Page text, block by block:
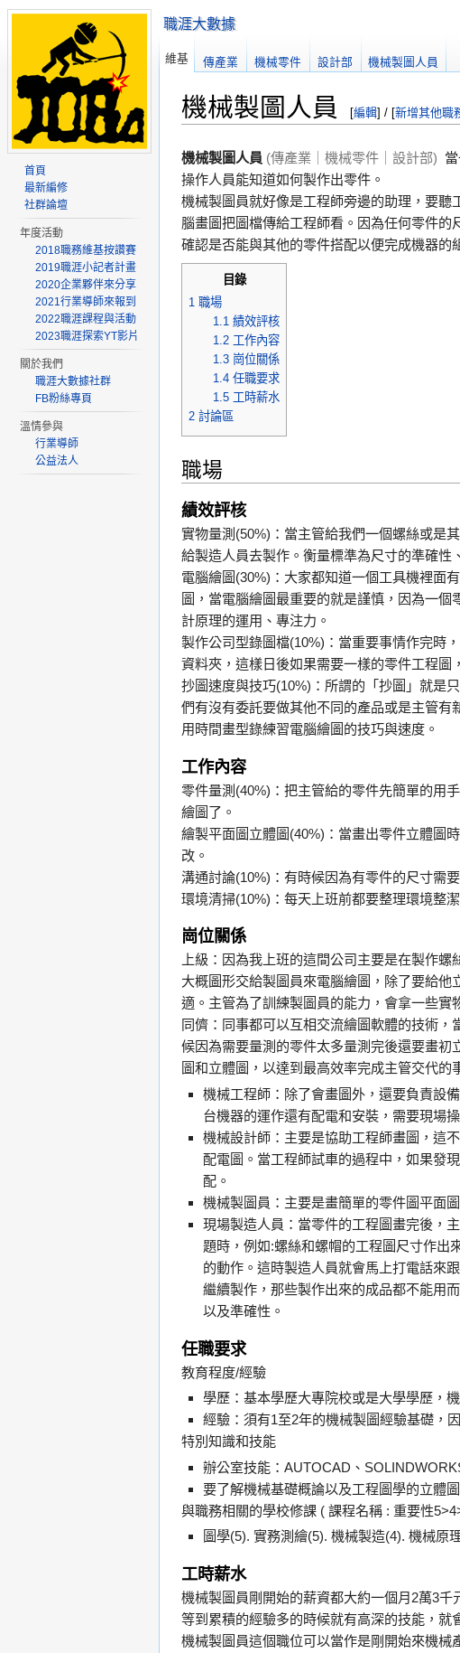
機械製圖人員 [編輯] / [新增其他職
機械製圖人員 (傳產業｜機械零件｜設計部)
操作人員能知道如何製作出零件。
機械製圖員就好像是工程師旁邊的助理，要
腦畫圖把圖檔傳給工程師看。因為任何零件的
確認是否能與其他的零件搭配以便完成機器的
目錄
1 職場
1.1 績效評核
1.2 工作內容
1.3 崗位關係
1.4 任職要求
1.5 工時薪水
2 討論區
職場
績效評核
實物量測(50%)：當主管給我們一個螺絲或是
給製造人員去製作。衡量標準為尺寸的準確性
電腦繪圖(30%)：大家都知道一個工具機裡面
圖，當電腦繪圖最重要的就是謹慎，因為一
計原理的運用、專注力。
製作公司型錄圖檔(10%)：當重要事情作完時
資料夾，這樣日後如果需要一樣的零件工程圖
抄圖速度與技巧(10%)：所謂的「抄圖」就是
們有沒有委託要做其他不同的產品或是主管有
用時間畫型錄練習電腦繪圖的技巧與速度。
工作內容
零件量測(40%)：把主管給的零件先簡單的用
繪圖了。
繪製平面圖立體圖(40%)：當畫出零件立體圖
改。
溝通討論(10%)：有時候因為有零件的尺寸需
環境清掃(10%)：每天上班前都要整理環境整
崗位關係
上級：因為我上班的這間公司主要是在製作
大概圖形交給製圖員來電腦繪圖，除了要給
適。主管為了訓練製圖員的能力，會拿一些實
同儕：同事都可以互相交流繪圖軟體的技術
候因為需要量測的零件太多量測完後還要畫
圖和立體圖，以達到最高效率完成主管交代的
機械工程師：除了會畫圖外，還要負責設
台機器的運作還有配電和安裝，需要現場
機械設計師：主要是協助工程師畫圖，這
配電圖。當工程師試車的過程中，如果發
配。
機械製圖員：主要是畫簡單的零件圖平面
現場製造人員：當零件的工程圖畫完後，
題時，例如:螺絲和螺帽的工程圖尺寸作出
的動作。這時製造人員就會馬上打電話來
繼續製作，那些製作出來的成品都不能用
以及準確性。
任職要求
教育程度/經驗
學歷：基本學歷大專院校或是大學學歷，
經驗：須有1至2年的機械製圖經驗基礎，
特別知識和技能
辦公室技能：AUTOCAD、
要了解機械基礎概論以及工程圖學的立體
與職務相關的學校修課 ( 課程名稱 : 重要性
圖學(5). 實務測繪(5). 機械製造(4). 機械原
工時薪水
機械製圖員剛開始的薪資都大約一個月2萬3
等到累積的經驗多的時候就有高深的技能，就
機械製圖員這個職位可以當作是剛開始來機
職涯大數據
維基 傳產業 機械零件 設計部 機械製圖人員
首頁
最新編修
社群論壇
年度活動
2018職務維基按讚賽
2019職涯小記者計畫
2020企業夥伴來分享
2021行業導師來報到
2022職涯課程與活動
2023職涯探索YT影片
關於我們
職涯大數據社群
FB粉絲專頁
溫情參與
行業導師
公益法人